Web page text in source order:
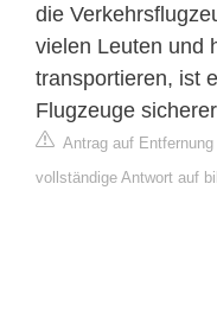
die
vielen Leuten und
transportieren, ist
Flugzeuge
Antrag auf
vollständige Antwort auf